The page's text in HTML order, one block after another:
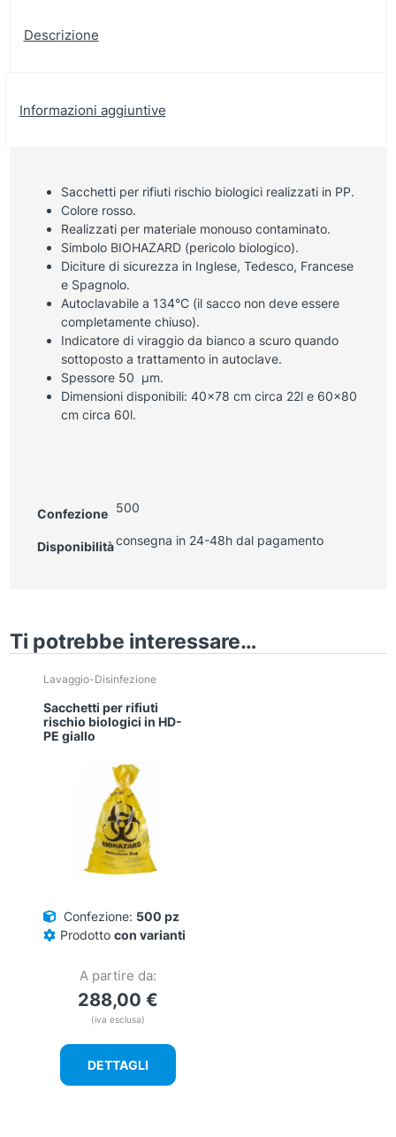
Descrizione
Informazioni aggiuntive
Sacchetti per rifiuti rischio biologici realizzati in PP.
Colore rosso.
Realizzati per materiale monouso contaminato.
Simbolo BIOHAZARD (pericolo biologico).
Diciture di sicurezza in Inglese, Tedesco, Francese
e Spagnolo.
Autoclavabile a 134°C (il sacco non deve essere
completamente chiuso).
Indicatore di viraggio da bianco a scuro quando
sottoposto a trattamento in autoclave.
Spessore 50 µm.
Dimensioni disponibili: 40×78 cm circa 22l e 60×80
cm circa 60l.
Confezione 500
Disponibilitàconsegna in 24-48h dal pagamento
Ti potrebbe interessare…
Lavaggio-Disinfezione
Sacchetti per rifiuti
rischio biologici in HD-
PE giallo
Confezione: 500 pz
Prodotto con varianti
A partire da:
288,00 €
(iva esclusa)
DETTAGLI